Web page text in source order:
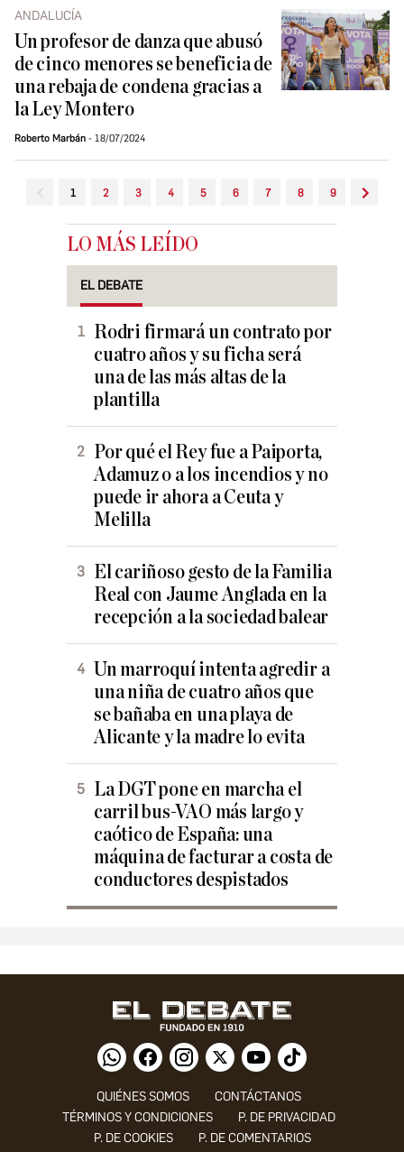
ANDALUCÍA
Un profesor de danza que abusó
de cinco menores se beneficia de
una rebaja de condena gracias a
la Ley Montero
Roberto Marbán 18/07/2024
1 2 3 4 5 6 7 8 9
LO MÁS LEÍDO
EL DEBATE
Rodri firmará un contrato por
cuatro años y su ficha será
una de las más altas de la
plantilla
Por qué el Rey fue a Paiporta,
Adamuz o a los incendios y no
puede ir ahora a Ceuta y
Melilla
El cariñoso gesto de la Familia
Real con Jaume Anglada en la
recepción a la sociedad balear
Un marroquí intenta agredir a
una niña de cuatro años que
se bañaba en una playa de
Alicante y la madre lo evita
La DGT pone en marcha el
carril bus-VAO más largo y
caótico de España: una
máquina de facturar a costa de
conductores despistados
QUIÉNES SOMOS
CONTÁCTANOS
TÉRMINOS Y CONDICIONES
P. DE PRIVACIDAD
P. DE COOKIES
P. DE COMENTARIOS